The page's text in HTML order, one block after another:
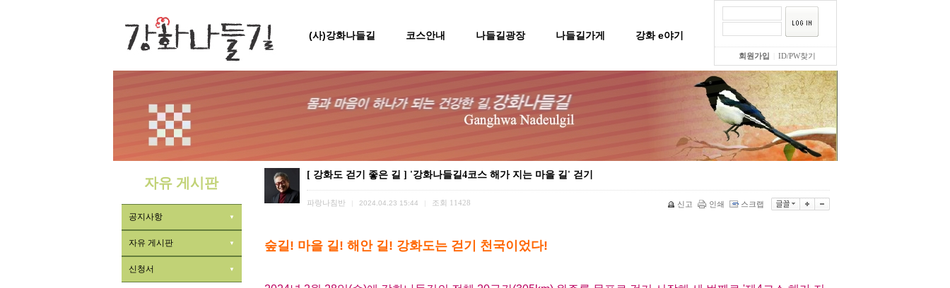
(사)강화나들길 코스안내 나들길광장 나들길가게 강화 e야기
회원가입 ID/PW찾기
자유 게시판
공지사항
자유 게시판
신청서
[ 강화도 걷기 좋은 길 ] '강화나들길4코스 해가 지는 마을 길' 걷기
파랑나침반 2024.04.23 15:44 조회 11428 신고 인쇄 스크랩
숲길! 마을 길! 해안 길! 강화도는 걷기 천국이었다!